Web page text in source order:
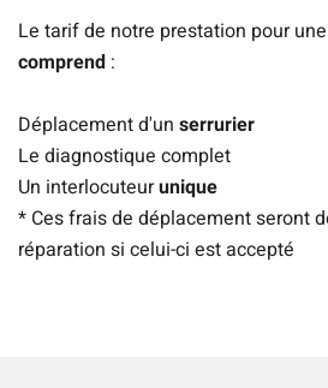
Le tarif de notre prestation pour
comprend :
Déplacement d'un serrurier
Le diagnostique complet
Un interlocuteurunique
* Ces frais de déplacement seront
réparation si celui-ci est accepté